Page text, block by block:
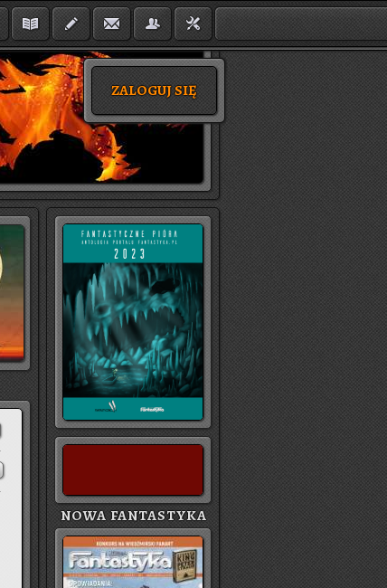
ZALOGUJ SIĘ
NOWA FANTASTYKA